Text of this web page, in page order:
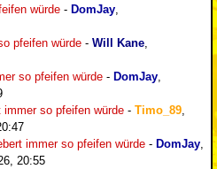
würde - DomJay
pfeifen würde - Will Kane
so pfeifen würde - DomJay
immer so pfeifen würde - Timo_89
immer so pfeifen würde - DomJay
20:55